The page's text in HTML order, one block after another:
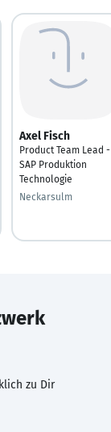
Axel Fisch
Product Team Lead -
SAP Produktion
Technologie
Neckarsulm
zu Dir